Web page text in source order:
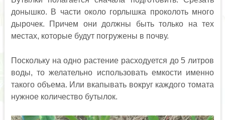
донышко. В части около горлышка проколоть много
дырочек. Причем они должны быть только на тех
местах, которые будут погружены в почву.
Поскольку на одно растение расходуется до 5 литров
воды, то желательно использовать емкости именно
такого объема. Или вкапывать вокруг каждого томата
нужное количество бутылок.